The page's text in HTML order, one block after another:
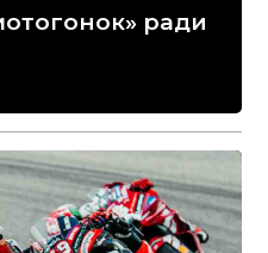
ради